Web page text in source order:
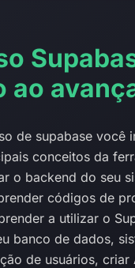
ao
de supabase você
conceitos da
o backend do seu
códigos de
a utilizar o
banco de dados,
de usuários, criar